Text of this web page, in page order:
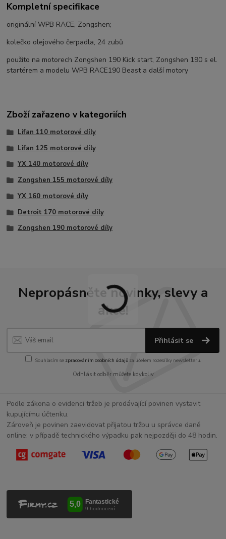
Kompletní specifikace
originální WPB RACE, Zongshen;
kolečko olejového čerpadla, 24 zubů
použito na motorech Zongshen 190 Kick start, Zongshen 190 s el.
startérem a modelu WPB RACE190 Beast a další motory
Zboží zařazeno v kategoriích
Lifan 110 motorové díly
Lifan 125 motorové díly
YX 140 motorové díly
Zongshen 155 motorové díly
YX 160 motorové díly
Detroit 170 motorové díly
Zongshen 190 motorové díly
Nepropásněte novinky, slevy a
akce!
Přihlásit se
Souhlasím se zpracováním osobních údajůza účelem rozesílky newsletteru.
Odhlásit odběr můžete kdykoliv
Podle zákona o evidenci tržeb je prodávající povinen vystavit
kupujícímu účtenku.
Zároveň je povinen zaevidovat přijatou tržbu u správce daně
online; v případě technického výpadku pak nejpozději do 48 hodin.